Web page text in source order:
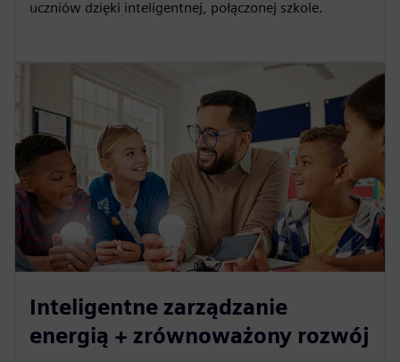
uczniów dzięki inteligentnej, połączonej szkole.
Inteligentne zarządzanie
energią + zrównoważony rozwój